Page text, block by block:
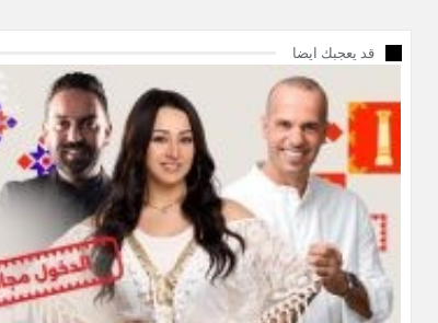
قد يعجبك ايضا